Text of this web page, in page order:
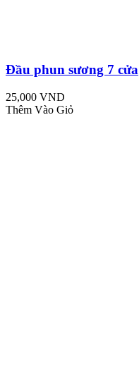
Đầu phun sương 7 cửa
25,000 VND
Thêm Vào Giỏ